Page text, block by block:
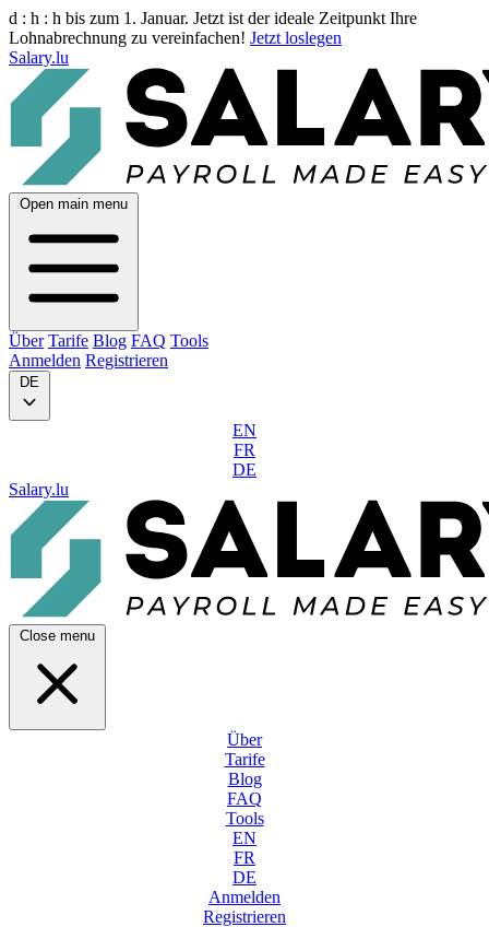
d : h : h bis zum 1. Januar. Jetzt ist der ideale Zeitpunkt Ihre
Lohnabrechnung zu vereinfachen! Jetzt loslegen
Salary.lu
Open main menu
Über Tarife Blog FAQ Tools
Anmelden Registrieren
DE
EN
FR
DE
Salary.lu
Close menu
Über
Tarife
Blog
FAQ
Tools
EN
FR
DE
Anmelden
Registrieren